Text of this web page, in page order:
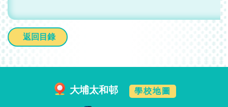
返回目錄
大埔太和邨 學校地圖